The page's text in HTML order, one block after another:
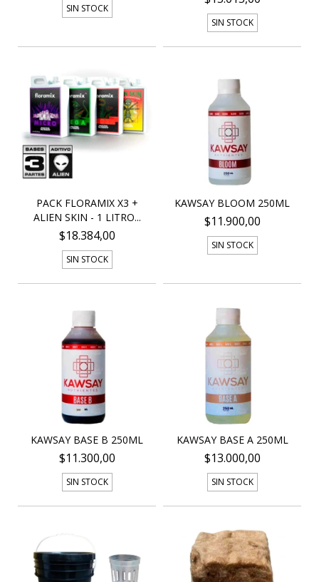
SIN STOCK
SIN STOCK
PACK FLORAMIX X3 +
ALIEN SKIN - 1 LITRO...
$18.384,00
SIN STOCK
KAWSAY BLOOM 250ML
$11.900,00
SIN STOCK
KAWSAY BASE B 250ML
$11.300,00
SIN STOCK
KAWSAY BASE A 250ML
$13.000,00
SIN STOCK